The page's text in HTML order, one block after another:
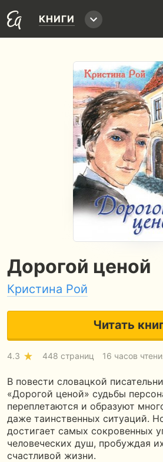
КНИГИ
Дорогой ценой
Кристина Рой
Читать
4.3 448 страниц 16 часов
В повести словацкой
«Дорогой ценой» судьбы
переплетаются и образуют
даже таинственных ситуаций.
достигает самых сокровенных
человеческих душ, пробуждая
счастливой жизни.